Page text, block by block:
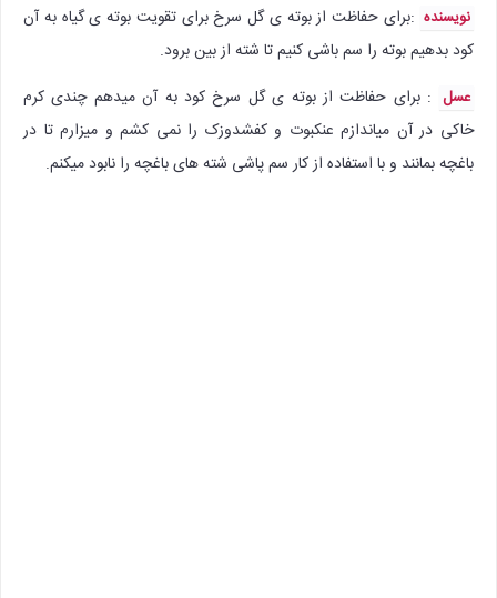
نویسنده :‌برای حفاظت از بوته ی گل سرخ برای تقویت بوته ی گیاه به آن
کود بدهیم بوته را سم باشی کنیم تا شته از بین برود.
عسل : برای حفاظت از بوته ی گل سرخ کود به آن میدهم چندی کرم
خاکی در آن میاندازم عنکبوت و کفشدوزک را نمی کشم و میزارم تا در
باغچه بمانند و با استفاده از کار سم پاشی شته های باغچه را نابود میکنم.